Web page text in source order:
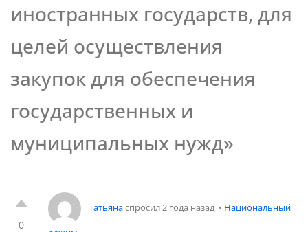
иностранных государств, для
целей осуществления
закупок для обеспечения
государственных и
муниципальных нужд»
0
Татьянаспросил 2 года назад • Национальный